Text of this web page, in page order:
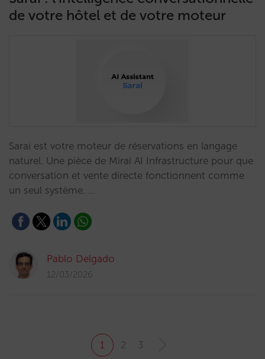
de votre hôtel et de votre moteur
Sarai est votre moteur de réservations en langage
naturel. Une pièce de Mirai AI Infrastructure pour que
conversation et vente directe fonctionnent comme
un seul système. …
Pablo Delgado
12/03/2026
1 2 3